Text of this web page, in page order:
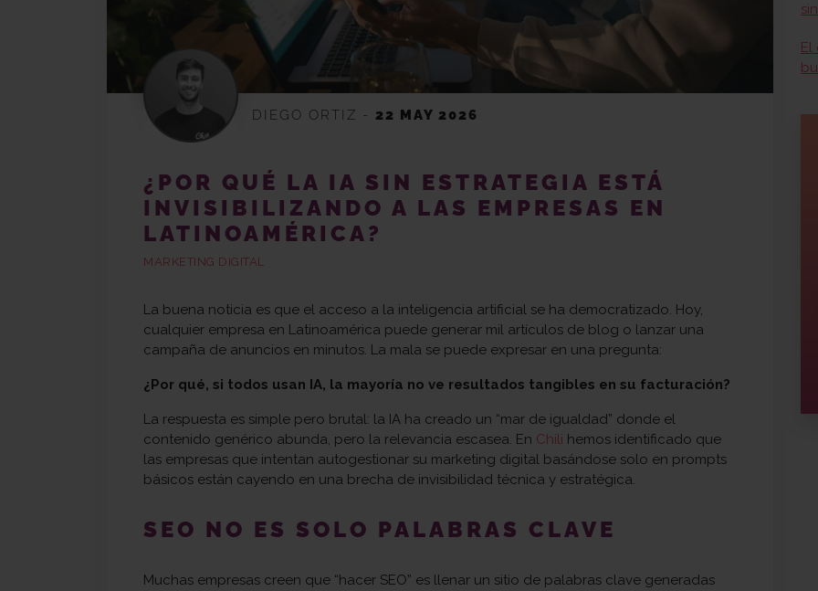
DIEGO ORTIZ - 22 MAY 2026
¿POR QUÉ LA IA SIN ESTRATEGIA ESTÁ
INVISIBILIZANDO A LAS EMPRESAS EN
LATINOAMÉRICA?
MARKETING DIGITAL
La buena noticia es que el acceso a la inteligencia artificial se ha democratizado. Hoy,
cualquier empresa en Latinoamérica puede generar mil artículos de blog o lanzar una
campaña de anuncios en minutos. La mala se puede expresar en una pregunta:
¿Por qué, si todos usan IA, la mayoría no ve resultados tangibles en su facturación?
La respuesta es simple pero brutal: la IA ha creado un “mar de igualdad” donde el
contenido genérico abunda, pero la relevancia escasea. En Chili hemos identificado que
las empresas que intentan autogestionar su marketing digital basándose solo en prompts
básicos están cayendo en una brecha de invisibilidad técnica y estratégica.
SEO NO ES SOLO PALABRAS CLAVE
Muchas empresas creen que “hacer SEO” es llenar un sitio de palabras clave generadas
El